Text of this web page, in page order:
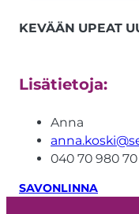
KEVÄÄN UPEAT
Lisätietoja:
Anna
040 70 980 70
SAVONLINNA